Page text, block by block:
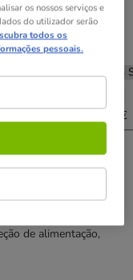
Guia de tamanhos
Sem Stock Sem
15.99€
de alimentação,
os nossos serviços e
do utilizador serão
todos os
pessoais.